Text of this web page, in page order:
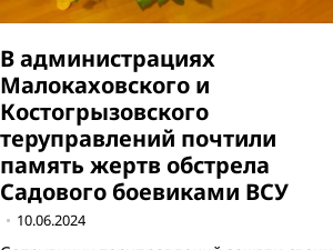
В администрациях
Малокаховского и
Костогрызовского
теруправлений почтили
память жертв обстрела
Садового боевиками ВСУ
10.06.2024